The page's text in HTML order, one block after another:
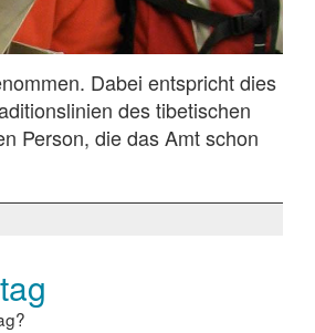
Dabei entspricht dies
des tibetischen
Person, die das Amt schon